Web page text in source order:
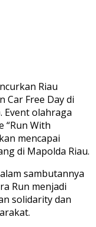
Riau
Car Free Day di
Event olahraga
With
mencapai
di Mapolda Riau.
sambutannya
Run menjadi
solidarity dan